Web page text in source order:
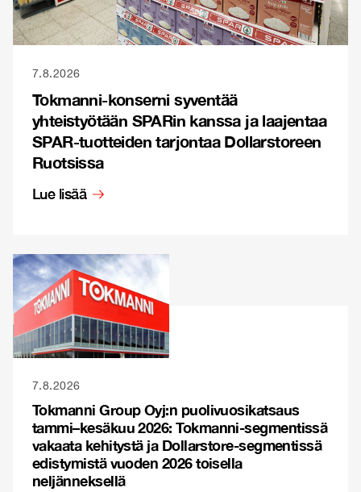
7.8.2026
Tokmanni-konserni syventää
yhteistyötään SPARin kanssa ja laajentaa
SPAR-tuotteiden tarjontaa Dollarstoreen
Ruotsissa
Lue lisää
7.8.2026
Tokmanni Group Oyj:n puolivuosikatsaus
tammi–kesäkuu 2026: Tokmanni-segmentissä
vakaata kehitystä ja Dollarstore-segmentissä
edistymistä vuoden 2026 toisella
neljänneksellä